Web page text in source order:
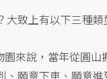
致上有以下三種類
園來說，當年從圓
願意下車、願意